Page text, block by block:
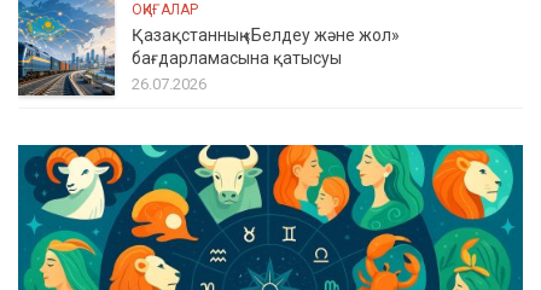
ОҚИҒАЛАР
Қазақстанның «Белдеу және жол»
бағдарламасына қатысуы
26.07.2026